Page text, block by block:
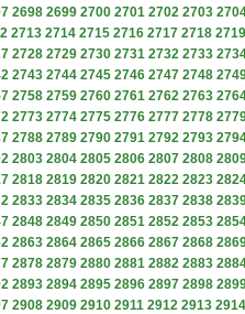
2698 2699 2700 2701 2702 2703
2713 2714 2715 2716 2717 2718 2719
2728 2729 2730 2731 2732 2733
2743 2744 2745 2746 2747 2748
2758 2759 2760 2761 2762 2763
2773 2774 2775 2776 2777 2778
2788 2789 2790 2791 2792 2793
2803 2804 2805 2806 2807 2808
2818 2819 2820 2821 2822 2823
2833 2834 2835 2836 2837 2838
2848 2849 2850 2851 2852 2853
2863 2864 2865 2866 2867 2868
2878 2879 2880 2881 2882 2883
2893 2894 2895 2896 2897 2898
2908 2909 2910 2911 2912 2913 2914